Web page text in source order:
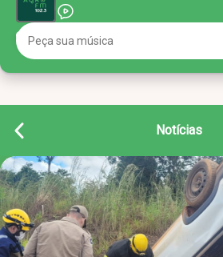
Notícias